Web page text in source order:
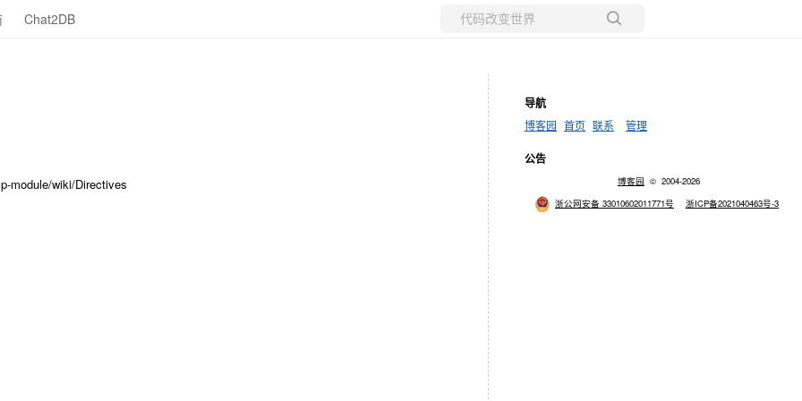
Chat2DB
module/wiki/Directives
导航
博客园 首页 联系 管理
公告
博客园 © 2004-2026
浙公网安备 33010602011771号
浙ICP备2021040463号-3